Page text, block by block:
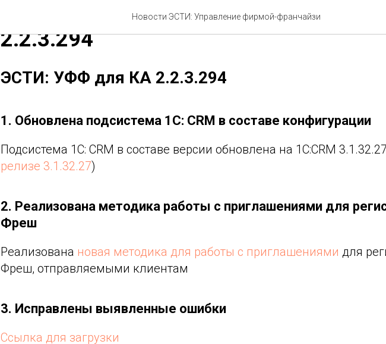
Новости ЭСТИ: Управление фирмой-франчайзи
Вышел новый релиз ЭСТИ: УФФ для
2.2.3.294
ЭСТИ: УФФ для КА 2.2.3.294
1. Обновлена подсистема 1С: CRM в составе конфигурации
Подсистема 1С: CRM в составе версии обновлена на 1C:CRM
релизе 3.1.32.27)
2. Реализована методика работы с приглашениями для
Фреш
Реализована новая методика для работы с приглашениями для
Фреш, отправляемыми клиентам
3. Исправлены выявленные ошибки
Ссылка для загрузки